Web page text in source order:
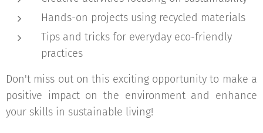
Hands-on projects using recycled materials
Tips and tricks for everyday eco-friendly
practices
Don't miss out on this exciting opportunity to make a
positive impact on the environment and enhance
your skills in sustainable living!